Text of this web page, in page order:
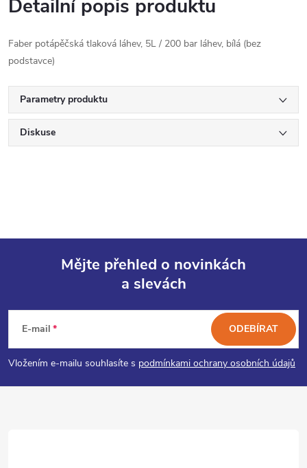
Detailní popis produktu
Faber potápěčská tlaková láhev, 5L / 200 bar láhev, bílá (bez
podstavce)
Parametry produktu
Diskuse
p
a
Mějte přehled o novinkách
a slevách
E-mail
Vložením e-mailu souhlasíte s podmínkami ochrany osobních údajů
ODEBÍRAT